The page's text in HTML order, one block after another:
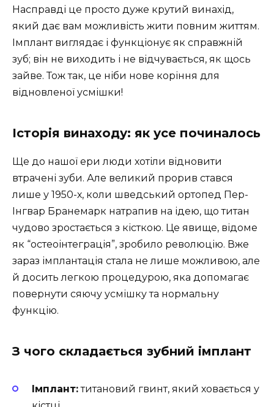
Насправді це просто дуже крутий винахід,
який дає вам можливість жити повним життям.
Імплант виглядає і функціонує як справжній
зуб; він не виходить і не відчувається, як щось
зайве. Тож так, це ніби нове коріння для
відновленої усмішки!
Історія винаходу: як усе починалось
Ще до нашої ери люди хотіли відновити
втрачені зуби. Але великий прорив стався
лише у 1950-х, коли шведський ортопед Пер-
Інгвар Бранемарк натрапив на ідею, що титан
чудово зростається з кісткою. Це явище, відоме
як “остеоінтеграція”, зробило революцію. Вже
зараз імплантація стала не лише можливою, але
й досить легкою процедурою, яка допомагає
повернути сяючу усмішку та нормальну
функцію.
З чого складається зубний імплант
Імплант:титановий гвинт, який ховається у